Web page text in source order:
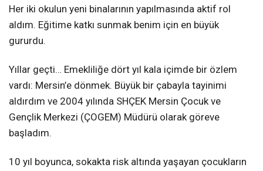
Her iki okulun yeni binalarının yapılmasında aktif rol
aldım. Eğitime katkı sunmak benim için en büyük
gururdu.
Yıllar geçti… Emekliliğe dört yıl kala içimde bir özlem
vardı: Mersin’e dönmek. Büyük bir çabayla tayinimi
aldırdım ve 2004 yılında SHÇEK Mersin Çocuk ve
Gençlik Merkezi (ÇOGEM) Müdürü olarak göreve
başladım.
10 yıl boyunca, sokakta risk altında yaşayan çocukların